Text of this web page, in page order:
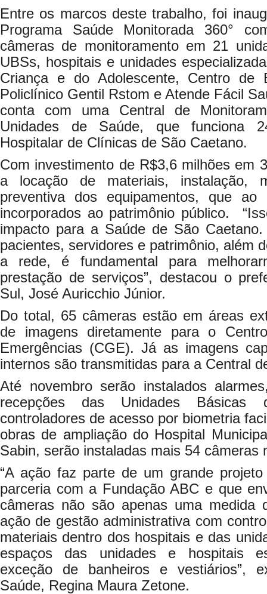
Entre os marcos deste trabalho, foi
Programa Saúde Monitorada 360°
câmeras de monitoramento em 21
UBSs, hospitais e unidades
Criança e do Adolescente, Centro de
Policlínico Gentil Rstom e Atende Fácil
conta com uma Central de
Unidades de Saúde, que funciona
Hospitalar de Clínicas de São Caetano.
Com investimento de R$3,6 milhões em
a locação de materiais, instalação,
preventiva dos equipamentos, que
incorporados ao patrimônio público.
impacto para a Saúde de São
pacientes, servidores e patrimônio, além
a rede, é fundamental para
prestação de serviços”, destacou o
Sul, José Auricchio Júnior.
Do total, 65 câmeras estão em áreas
de imagens diretamente para o
Emergências (CGE). Já as imagens
internos são transmitidas para a Central
Até novembro serão instalados
recepções das Unidades
controladores de acesso por biometria
obras de ampliação do Hospital
Sabin, serão instaladas mais 54 câmeras
“A ação faz parte de um grande
parceria com a Fundação ABC e que
câmeras não são apenas uma medida
ação de gestão administrativa com
materiais dentro dos hospitais e das
espaços das unidades e hospitais
exceção de banheiros e vestiários”,
Saúde, Regina Maura Zetone.